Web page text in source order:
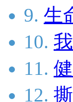
9. 生
10.
11.
12.